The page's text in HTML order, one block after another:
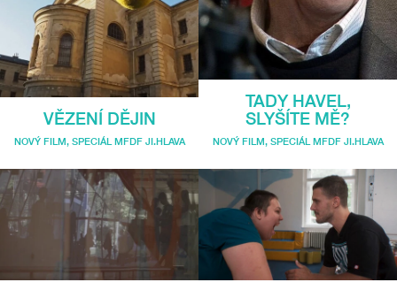
VĚZENÍ DĚJIN
NOVÝ FILM, SPECIÁL MFDF JI.HLAVA
TADY HAVEL,
SLYŠÍTE MĚ?
NOVÝ FILM, SPECIÁL MFDF JI.HLAVA